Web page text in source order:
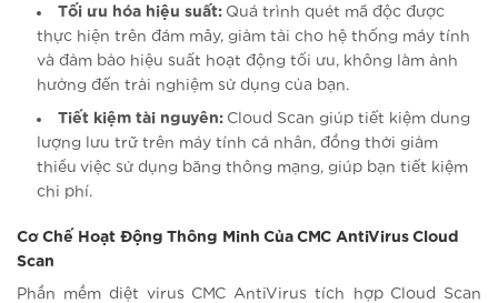
Tối ưu hóa hiệu suất: Quá trình quét mã độc được
thực hiện trên đám mây, giảm tải cho hệ thống máy tính
và đảm bảo hiệu suất hoạt động tối ưu, không làm ảnh
hưởng đến trải nghiệm sử dụng của bạn.
Tiết kiệm tài nguyên: Cloud Scan giúp tiết kiệm dung
lượng lưu trữ trên máy tính cá nhân, đồng thời giảm
thiểu việc sử dụng băng thông mạng, giúp bạn tiết kiệm
chi phí.
Cơ Chế Hoạt Động Thông Minh Của CMC AntiVirus Cloud
Scan
Phần mềm diệt virus CMC AntiVirus tích hợp Cloud Scan